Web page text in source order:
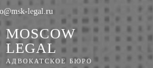
MOSCOW
LEGAL
АДВОКАТСКОЕ БЮРО
legal.ru